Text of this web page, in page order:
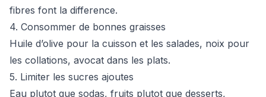
fibres font la difference.
4. Consommer de bonnes graisses
Huile d’olive pour la cuisson et les salades, noix pour
les collations, avocat dans les plats.
5. Limiter les sucres ajoutes
Eau plutot que sodas, fruits plutot que desserts,